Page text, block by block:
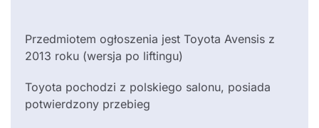
Przedmiotem ogłoszenia jest Toyota Avensis z
2013 roku (wersja po liftingu)
Toyota pochodzi z polskiego salonu, posiada
potwierdzony przebieg